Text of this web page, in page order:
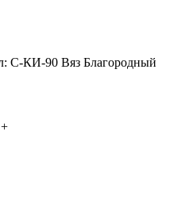
С-КИ-90 Вяз Благородный
+